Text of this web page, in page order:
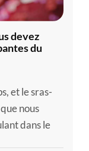
devez
du
et le sras-
nous
dans le